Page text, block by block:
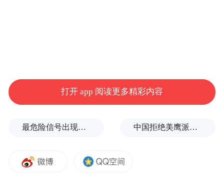
打开 app 阅读更多精彩内容
最危险信号出现！全球能源大动脉岌岌可危 中国拒绝美鹰派副防长访华？弦外之音被热议